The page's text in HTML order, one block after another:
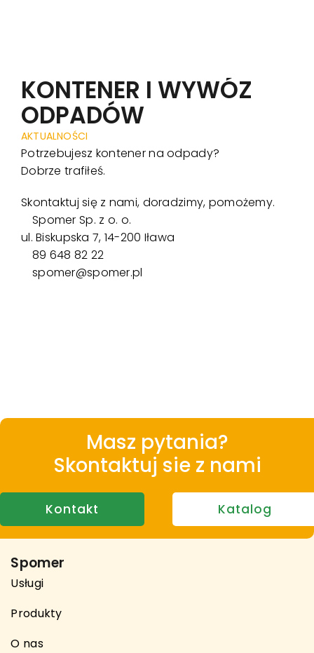
KONTENER I WYWÓZ
ODPADÓW
AKTUALNOŚCI
Potrzebujesz kontener na odpady?
Dobrze trafiłeś.
Skontaktuj się z nami, doradzimy, pomożemy.
Spomer Sp. z o. o.
ul. Biskupska 7, 14-200 Iława
89 648 82 22
spomer@spomer.pl
Masz pytania?
Skontaktuj sie z nami
Kontakt Katalog
Spomer
Usługi
Produkty
O nas